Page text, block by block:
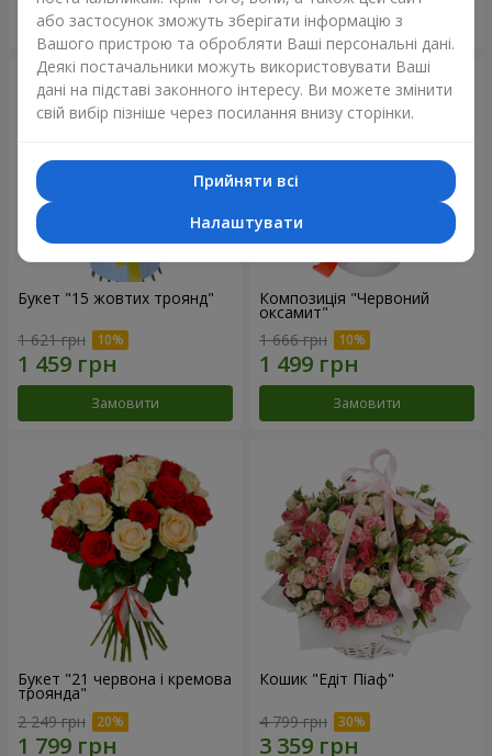
Замовити Замовити
Букет "15 жовтих троянд"
1 621 грн
Замовити
Композиція "Червоний
оксамит"
1 666 грн
Замовити
Букет "21 червона і кремова
троянда"
2 249 грн
Кошик "Едіт Піаф"
4 799 грн
або застосунок зможуть зберігати інформацію з
Вашого пристрою та обробляти Ваші персональні дані.
Деякі постачальники можуть використовувати Ваші
дані на підставі законного інтересу. Ви можете змінити
свій вибір пізніше через посилання внизу сторінки.
Прийняти всі
Налаштувати